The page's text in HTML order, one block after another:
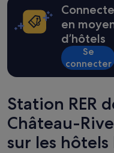
en
d’hôtels
Se
connecter
Station RER
Château-
sur les hôtels